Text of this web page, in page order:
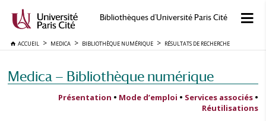
Bibliothèques d'Université Paris Cité
ACCUEIL MEDICA BIBLIOTHÈQUE NUMÉRIQUE RÉSULTATS DE RECHERCHE
Medica — Bibliothèque numérique
Présentation • Mode d’emploi • Services associés •
Réutilisations